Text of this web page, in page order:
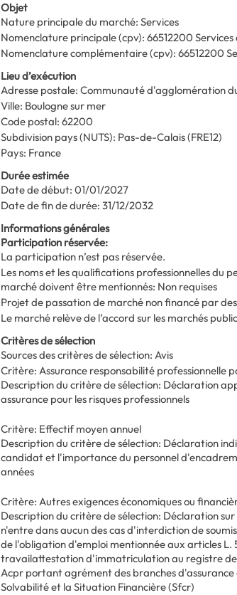
Objet
Nature principale du marché: Services
Nomenclature principale(cpv): 66512200
Nomenclature complémentaire(cpv): 66512200
Lieu d’exécution
Adresse postale: Communauté d'agglomération
Ville: Boulogne sur mer
Code postal: 62200
Subdivision pays (NUTS): Pas-de-Calais(FRE12)
Pays: France
Durée estimée
Date de début: 01/01/2027
Date de fin de durée: 31/12/2032
Informations générales
Participation réservée:
La participation n’est pas réservée.
Les noms et les qualifications professionnelles du
marché doivent être mentionnés: Non requises
Projet de passation de marché non financé par des
Le marché relève de l’accord sur les marchés
Critères de sélection
Sources des critères de sélection: Avis
Critère: Assurance responsabilité professionnelle
Description du critère de sélection: Déclaration
assurance pour les risques professionnels
Critère: Effectif moyen annuel
Description du critère de sélection: Déclaration
candidat et l'importance du personnel
années
Critère: Autres exigences économiques ou
Description du critère de sélection: Déclaration
n'entre dans aucun des cas d'interdiction de
de l'obligation d'emploi mentionnée aux articles L.
travailattestation d'immatriculation au registre
Acpr portant agrément des branches
Solvabilité et la Situation Financière (Sfcr)